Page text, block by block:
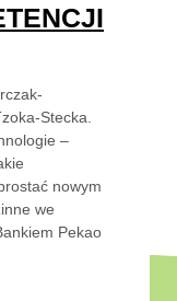
Stecka.
–
nowym
we
Pekao